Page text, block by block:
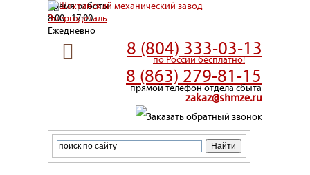
Время работы
8:00 - 17:00
Ежедневно
8 (804) 333-03-13
по России бесплатно!
8 (863) 279-81-15
прямой телефон отдела сбыта
zakaz@shmze.ru
Заказать обратный звонок